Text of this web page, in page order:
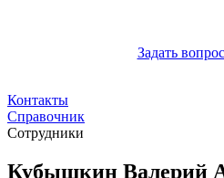
Задать
Контакты
Справочник
Сотрудники
Кубышкин Валерий